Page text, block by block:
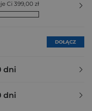
Ci 399,00 zł
DOŁĄCZ
dni
dni